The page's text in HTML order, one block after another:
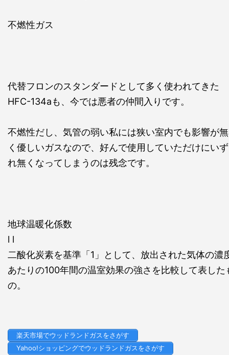
不燃性ガス
代替フロンのスタンダードとして多く使われてきた
HFC-134aも、今では悪者の仲間入りです。
不燃性だし、気管の弱い私には狭い室内でも影響が無
く優しいガスなので、好んで使用していただけにいず
れ無くなってしまうのは残念です。
地球温暖化係数
l l
二酸化炭素を基準「1」として、放出された気体の濃
あたりの100年間の温室効果の強さを比較して表した
の。
楽天市場でウッドランドガスをさがす
Yahoo!ショッピングでウッドランドガスをさがす